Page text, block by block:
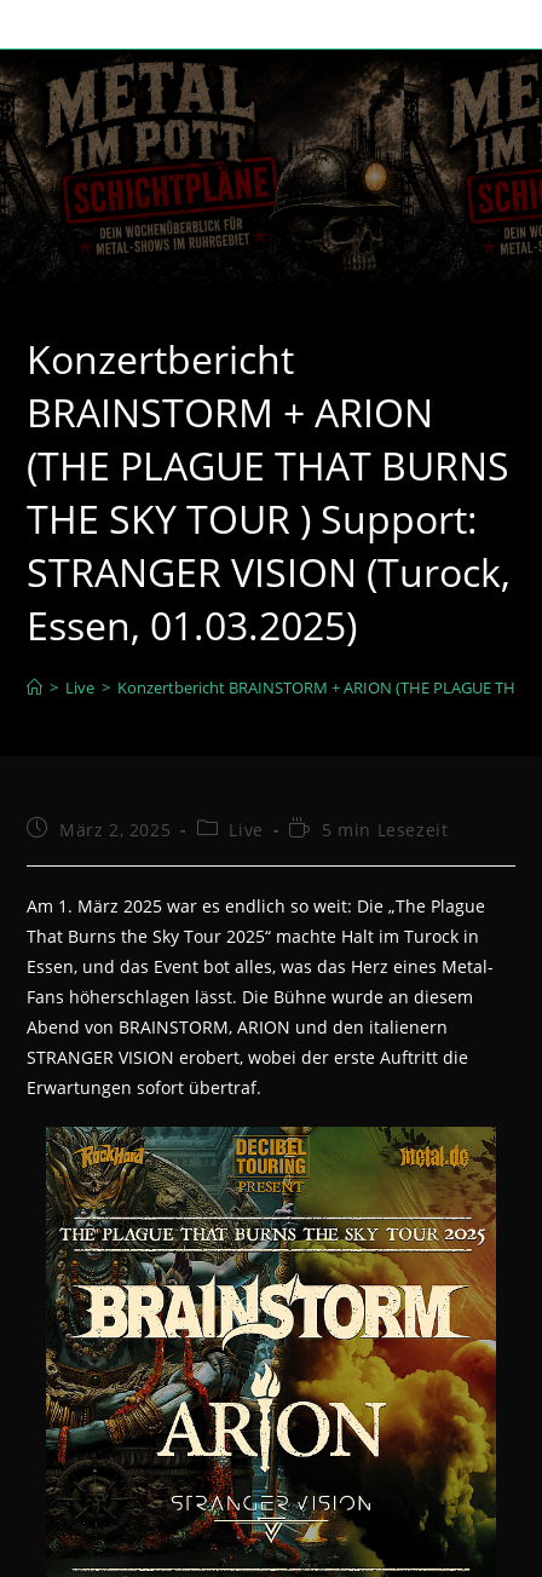
Inhalt
springen
Konzertbericht
BRAINSTORM + ARION
(THE PLAGUE THAT BURNS
THE SKY TOUR ) Support:
STRANGER VISION (Turock,
Essen, 01.03.2025)
> Live > Konzertbericht BRAINSTORM + ARION (THE PLAGUE THAT
BeitragMärz 2, 2025
Beitrags-
Live Lesedauer:
5 min Lesezeit
Am 1. März 2025 war es endlich so weit: Die „The Plague
That Burns the Sky Tour 2025“ machte Halt im Turock in
Essen, und das Event bot alles, was das Herz eines Metal-
Fans höherschlagen lässt. Die Bühne wurde an diesem
Abend von BRAINSTORM, ARION und den italienern
STRANGER VISION erobert, wobei der erste Auftritt die
Erwartungen sofort übertraf.